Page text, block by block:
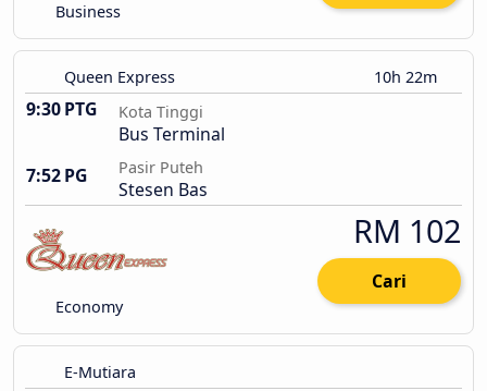
Business
Queen Express 10h 22m
9:30 PTG Kota Tinggi
Bus Terminal
7:52 PG
Pasir Puteh
Stesen Bas
Economy
RM 102
Cari
E-Mutiara